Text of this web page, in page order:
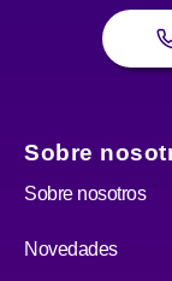
Sobre
Sobre nosotros
Novedades